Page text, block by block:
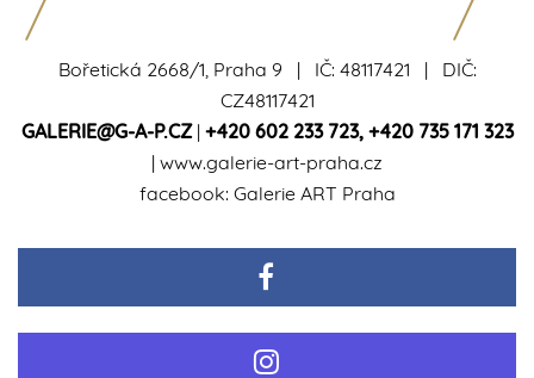
Bořetická 2668/1, Praha 9 | IČ: 48117421 | DIČ:
CZ48117421
GALERIE@G-A-P.CZ| +420 602 233 723, +420 735 171 323
| www.galerie-art-praha.cz
facebook: Galerie ART Praha